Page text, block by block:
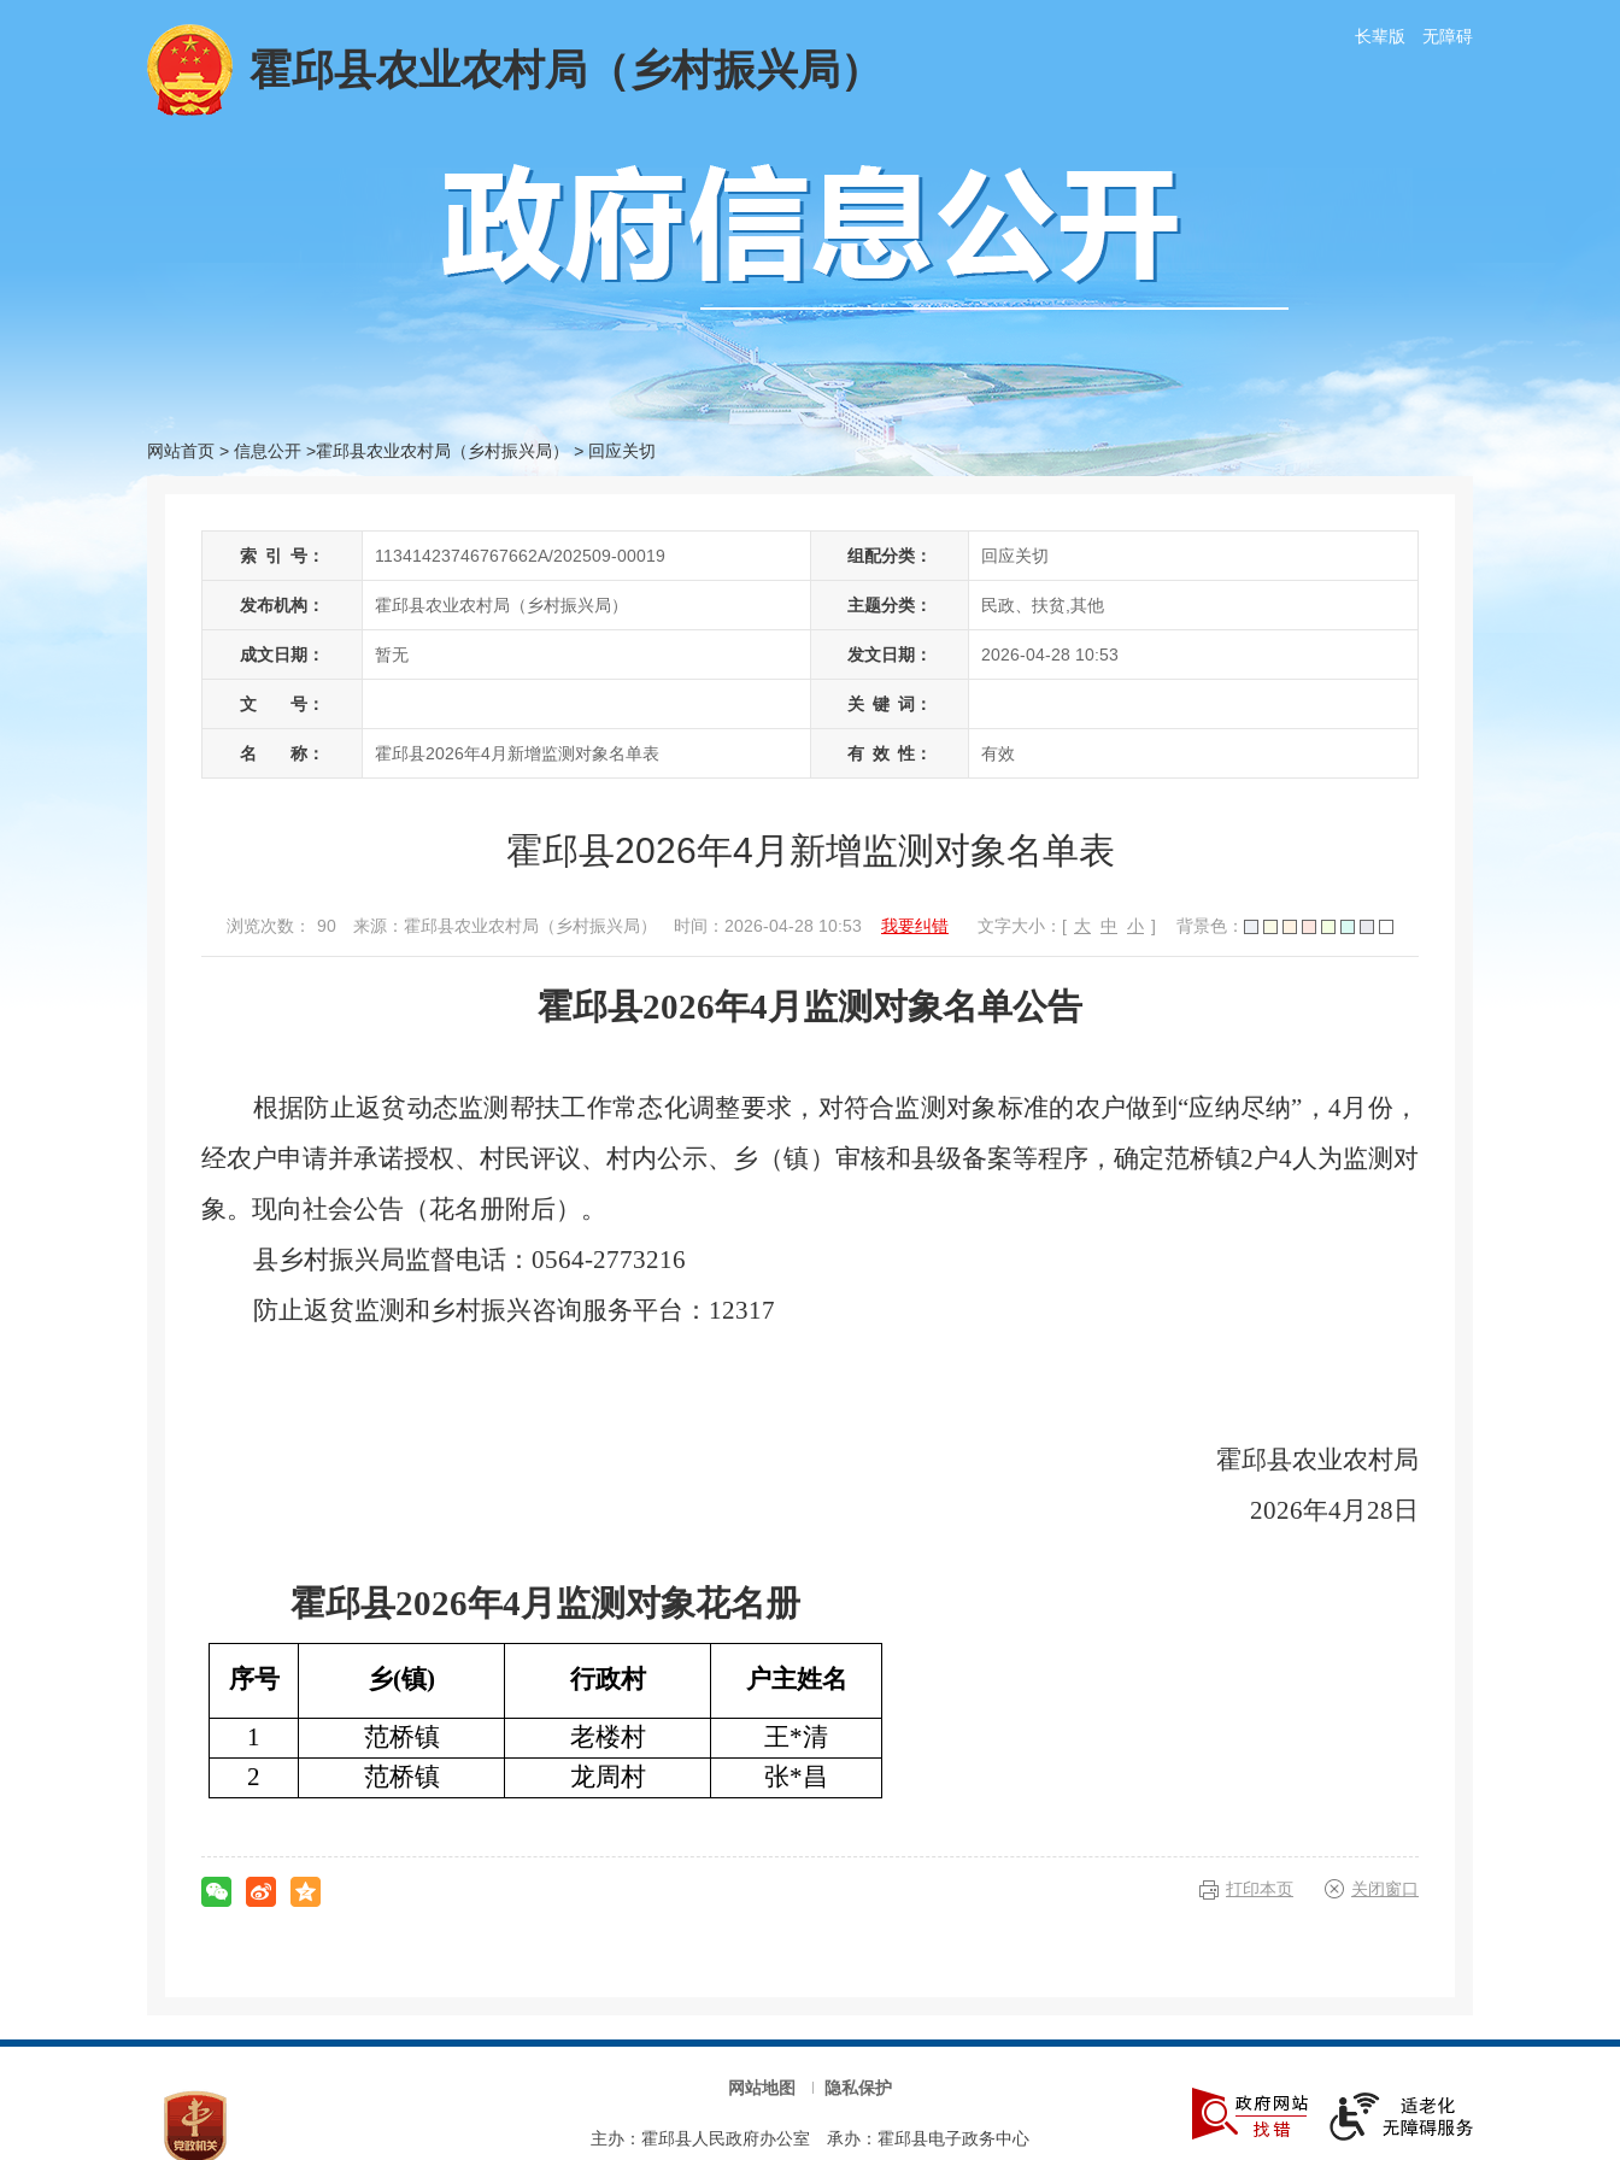
霍邱县农业农村局（乡村振兴局）
长辈版 无障碍
网站首页 > 信息公开 >霍邱县农业农村局（乡村振兴局）> 回应关切
索 引 号： 11341423746767662A/202509-00019 组配分类： 回应关切
发布机构： 霍邱县农业农村局（乡村振兴局） 主题分类： 民政、扶贫,其他
成文日期： 暂无 发文日期： 2026-04-28 10:53
文 号： 关 键 词：
名 称： 霍邱县2026年4月新增监测对象名单表 有 效 性： 有效
霍邱县2026年4月新增监测对象名单表
浏览次数： 90 来源：霍邱县农业农村局（乡村振兴局） 时间：2026-04-28 10:53 我要纠错 文字大小：[ 大 中 小 ] 背景色：
霍邱县2026年4月 监测对象名单公告
根据防止返贫动态监测帮扶工作常态化调整要求， 对符合监测对象标准的农户做到 “应纳尽纳”，4月份，
经农 户申请并承诺授权、村民评议、村内公示、乡（镇）审核和县级备案等程序， 确定范桥镇2户4人为监测对
象。现向社会公告（花名册附后） 。
县乡村振兴局监督电话： 0564-2773216
防止返贫监测和乡村振兴咨询服务平台： 12317
霍邱县农业农村局
2026年4月28日
霍邱县2026年4月监测对象花名册
序号 乡(镇) 行政村
户主姓名
1
范桥镇 老楼村 王*清
2
范桥镇 龙周村 张*昌
打印本页 关闭窗口
网站地图 隐私保护
主办：霍邱县人民政府办公室 承办：霍邱县电子政务中心